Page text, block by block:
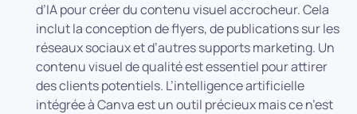
d’IA pour créer du contenu visuel accrocheur. Cela
inclut la conception de flyers, de publications sur les
réseaux sociaux et d’autres supports marketing. Un
contenu visuel de qualité est essentiel pour attirer
des clients potentiels. L’intelligence artificielle
intégrée à Canva est un outil précieux mais ce n’est